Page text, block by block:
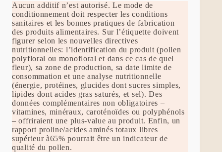
Aucun additif n’est autorisé. Le mode de
conditionnement doit respecter les conditions
sanitaires et les bonnes pratiques de fabrication
des produits alimentaires. Sur l’étiquette doivent
figurer selon les nouvelles directives
nutritionnelles: l’identification du produit (pollen
polyfloral ou monofloral et dans ce cas de quel
fleur), sa zone de production, sa date limite de
consommation et une analyse nutritionnelle
(énergie, protéines, glucides dont sucres simples,
lipides dont acides gras saturés, et sel). Des
données complémentaires non obligatoires –
vitamines, minéraux, caroténoïdes ou polyphénols
– offriraient une plus-value au produit. Enfin, un
rapport proline/acides aminés totaux libres
supérieur à65% pourrait être un indicateur de
qualité du pollen.